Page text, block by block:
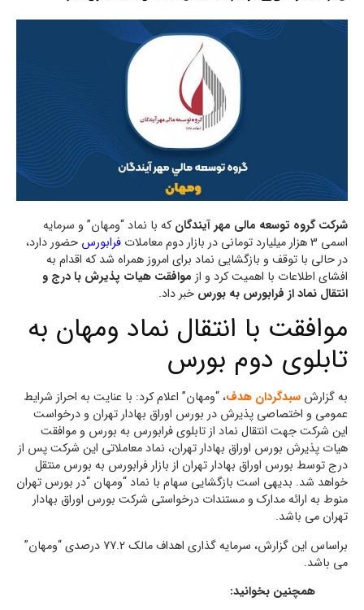
شرکت گروه توسعه مالی مهر آیندگانکه با نماد “ومهان” و سرمایه
اسمی 3 هزار میلیارد تومانی در بازار دوم معاملات
فرابورس حضور دارد،
در حالی با توقف و بازگشایی نماد برای امروز همراه شد که اقدام به
افشای اطلاعات با اهمیت کرد و از موافقت هیات پذیرش با درج و
انتقال نماد از فرابورس به بورس خبر داد.
موافقت با انتقال نماد ومهان به
تابلوی دوم بورس
به گزارش سبدگردان هدف، “ومهان” اعلام کرد: با عنایت به احراز شرایط
عمومی و اختصاصی پذیرش در بورس اوراق بهادار تهران و درخواست
این شرکت جهت انتقال نماد از تابلوی فرابورس به بورس و موافقت
هیات پذیرش بورس اوراق بهادار تهران، نماد معاملاتی این شرکت پس از
درج توسط بورس اوراق بهادار تهران از بازار فرابورس به بورس منتقل
خواهد شد. بدیهی است بازگشایی سهام با نماد “ومهان “در بورس تهران
منوط به ارائه مدارک و مستندات درخواستی شرکت بورس اوراق بهادار
تهران می باشد.
براساس این گزارش، سرمایه گذاری اهداف مالک 77.2 درصدی “ومهان”
می باشد.
همچنین بخوانید: